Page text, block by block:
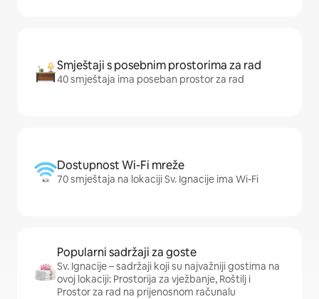
Smještaji s posebnim prostorima za rad
40 smještaja ima poseban prostor za rad
Dostupnost Wi-Fi mreže
70 smještaja na lokaciji Sv. Ignacije ima Wi-Fi
Popularni sadržaji za goste
Sv. Ignacije – sadržaji koji su najvažniji gostima na
ovoj lokaciji: Prostorija za vježbanje, Roštilj i
Prostor za rad na prijenosnom računalu